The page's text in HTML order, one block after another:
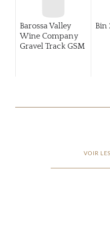
Barossa Valley
Wine Company
Gravel Track GSM
Bin
VOIR